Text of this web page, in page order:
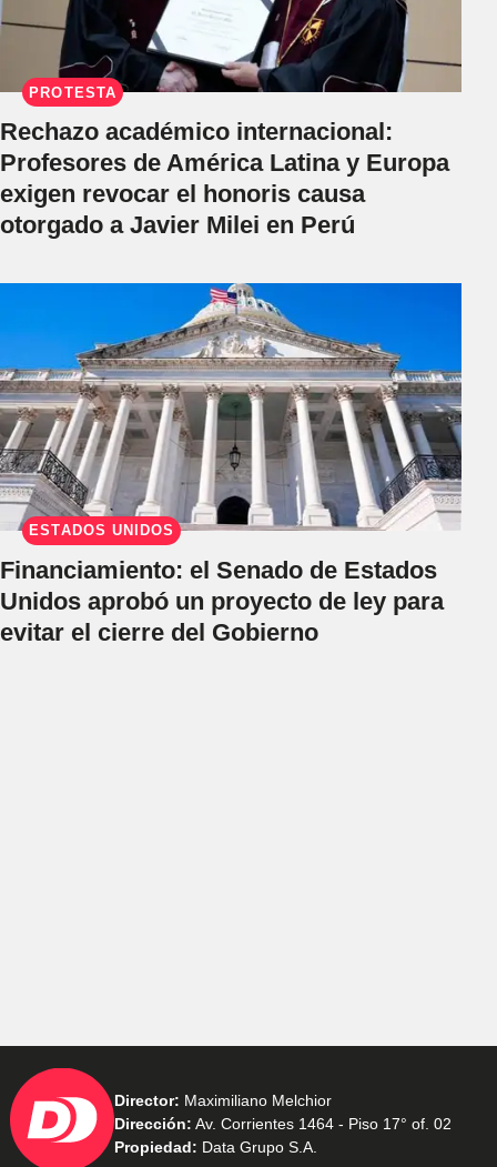
PROTESTA
Rechazo académico internacional:
Profesores de América Latina y Europa
exigen revocar el honoris causa
otorgado a Javier Milei en Perú
ESTADOS UNIDOS
Financiamiento: el Senado de Estados
Unidos aprobó un proyecto de ley para
evitar el cierre del Gobierno
Director: Maximiliano Melchior
Dirección: Av. Corrientes 1464 - Piso 17° of. 02
Propiedad: Data Grupo S.A.